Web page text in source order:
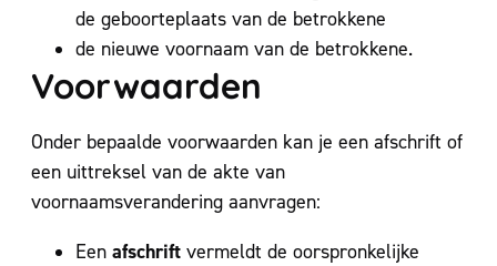
de geboorteplaats van de betrokkene
de nieuwe voornaam van de betrokkene.
Voorwaarden
Onder bepaalde voorwaarden kan je een afschrift of
een uittreksel van de akte van
voornaamsverandering aanvragen:
Een afschrift vermeldt de oorspronkelijke